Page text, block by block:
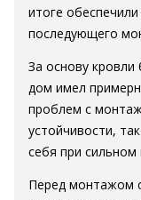
итоге
последующего
За основу
дом имел
проблем с
устойчивости,
себя при сильном
Перед монтажом